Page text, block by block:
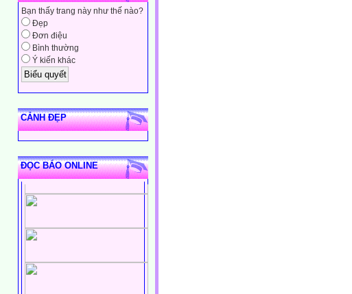
Bạn thấy trang này như thế nào?
Đẹp
Đơn điệu
Bình thường
Ý kiến khác
CẢNH ĐẸP
ĐỌC BÁO ONLINE